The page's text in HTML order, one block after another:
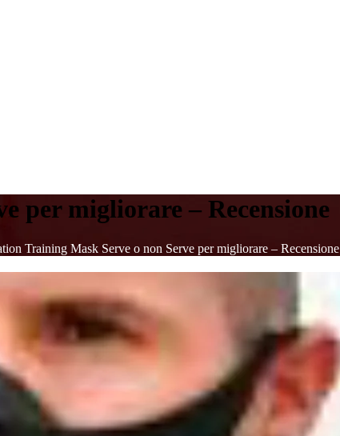
per migliorare – Recensione
Training Mask Serve o non Serve per migliorare – Recensione